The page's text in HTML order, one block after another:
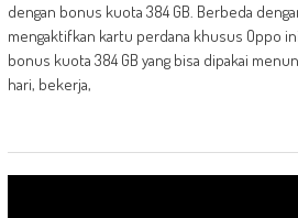
dengan bonus kuota 384 GB. Berbeda
mengaktifkan kartu perdana khusus Oppo
bonus kuota 384 GB yang bisa dipakai
hari, bekerja,